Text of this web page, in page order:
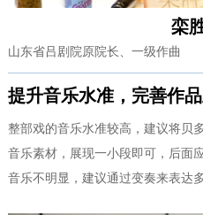
栾
山东省吕剧院原院长、一级作曲
提升音乐水准，完善作
整部戏的音乐水准较高，建议将贝
音乐素材，展现一小段即可，后面
音乐不明显，建议通过变奏来表达